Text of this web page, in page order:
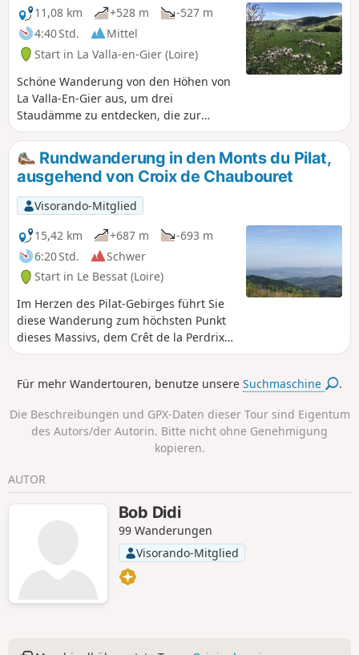
11,08 km
+528 m
-527 m
4:40 Std.
Mittel
Start in La Valla-en-Gier (Loire)
Schöne Wanderung von den Höhen von
La Valla-En-Gier aus, um drei
Staudämme zu entdecken, die zur
Trinkwassergewinnung genutzt werden.
Nicht empfehlenswert für Personen, die
unter Höhenangst leiden.
Rundwanderung in den Monts du Pilat,
ausgehend von Croix de Chaubouret
Visorando-Mitglied
15,42 km
+687 m
-693 m
6:20 Std.
Schwer
Start in Le Bessat (Loire)
Im Herzen des Pilat-Gebirges führt Sie
diese Wanderung zum höchsten Punkt
dieses Massivs, dem Crêt de la Perdrix.
Die Route führt Sie zum Saut du Gier,
Hirtenhütte, wo dieser Fluss entspringt.
Wälder, in denen große Bäume Sie im
Sommer vor den Sonnenstrahlen
Für mehr Wandertouren, benutze unsereSuchmaschine .
Die Beschreibungen und GPX-Daten dieser Tour sind Eigentum
des Autors/der Autorin. Bitte nicht ohne Genehmigung
kopieren.
AUTOR
Bob Didi
99 Wanderungen
Visorando-Mitglied